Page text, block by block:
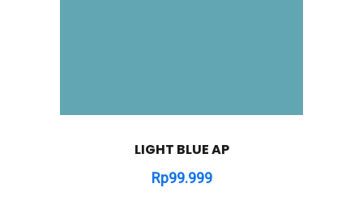
LIGHT BLUE AP
Rp99.999